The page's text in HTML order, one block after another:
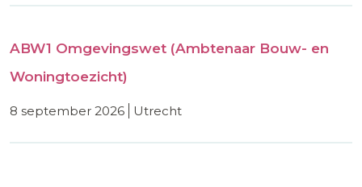
ABW1 Omgevingswet (Ambtenaar Bouw- en
Woningtoezicht)
8 september 2026 utrecht